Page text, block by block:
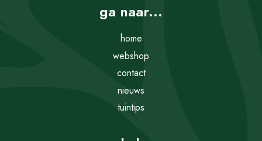
ga naar...
home
webshop
contact
nieuws
tuintips